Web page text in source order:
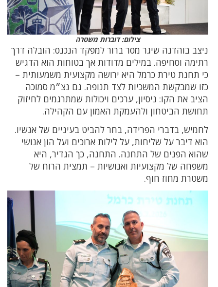
צילום: דוברות משטרה
ניצב בוהדנה שיגר מסר ברור למפקד הנכנס: הובלה דרך
רתימה וסחיפה. במילים מדודות אך בטוחות הוא הדגיש
כי תחנת טירת כרמל היא ירושה מקצועית משמעותית –
כזו שמבקשת המשכיות לצד תנופה. גם נצ״מ סמוכה
הציב את הקו: ניסיון, ערכים ויכולות שמתרגמים לחיזוק
תחושת הביטחון ולהעמקת האמון עם הקהילה.
לחמיש, בדברי הפרידה, בחר להביט בעיניים של אנשיו.
הוא דיבר על שליחות, על לילות ארוכים ועל הון אנושי
שהוא הפנים של התחנה. התחנה, כך הגדיר, היא
משפחה של מקצועיות ואנושיות – תמצית הרוח של
משטרת מחוז חוף.